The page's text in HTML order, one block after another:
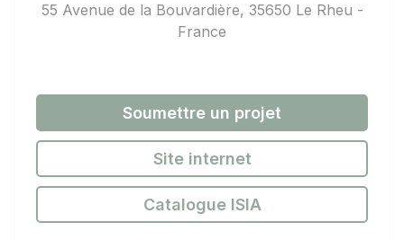
55 Avenue de la Bouvardière, 35650 Le Rheu -
France
Soumettre un projet
Site internet
Catalogue ISIA